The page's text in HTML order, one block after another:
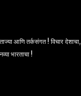
आणि तर्कसंगत ! विचार देशाचा,
भारताचा !